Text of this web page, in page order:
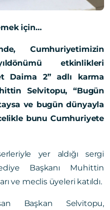
için…
Cumhuriyetimizin
etkinlikleri
Daima 2” adlı karma
Selvitopu, “Bugün
ve bugün dünyayla
bunu Cumhuriyete
yer aldığı sergi
Başkanı Muhittin
ve meclis üyeleri katıldı.
Başkan Selvitopu,